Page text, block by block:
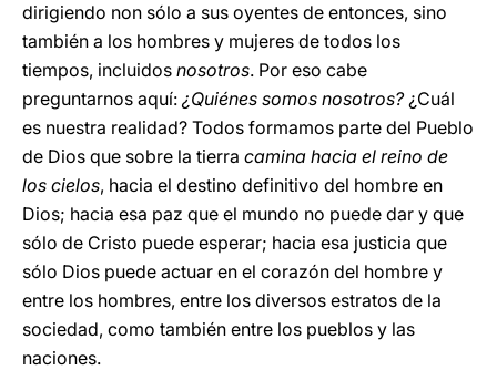
dirigiendo non sólo a sus oyentes de entonces, sino
también a los hombres y mujeres de todos los
tiempos, incluidos nosotros. Por eso cabe
preguntarnos aquí: ¿Quiénes somos nosotros?¿Cuál
es nuestra realidad? Todos formamos parte del Pueblo
de Dios que sobre la tierra camina hacia el reino de
los cielos, hacia el destino definitivo del hombre en
Dios; hacia esa paz que el mundo no puede dar y que
sólo de Cristo puede esperar; hacia esa justicia que
sólo Dios puede actuar en el corazón del hombre y
entre los hombres, entre los diversos estratos de la
sociedad, como también entre los pueblos y las
naciones.